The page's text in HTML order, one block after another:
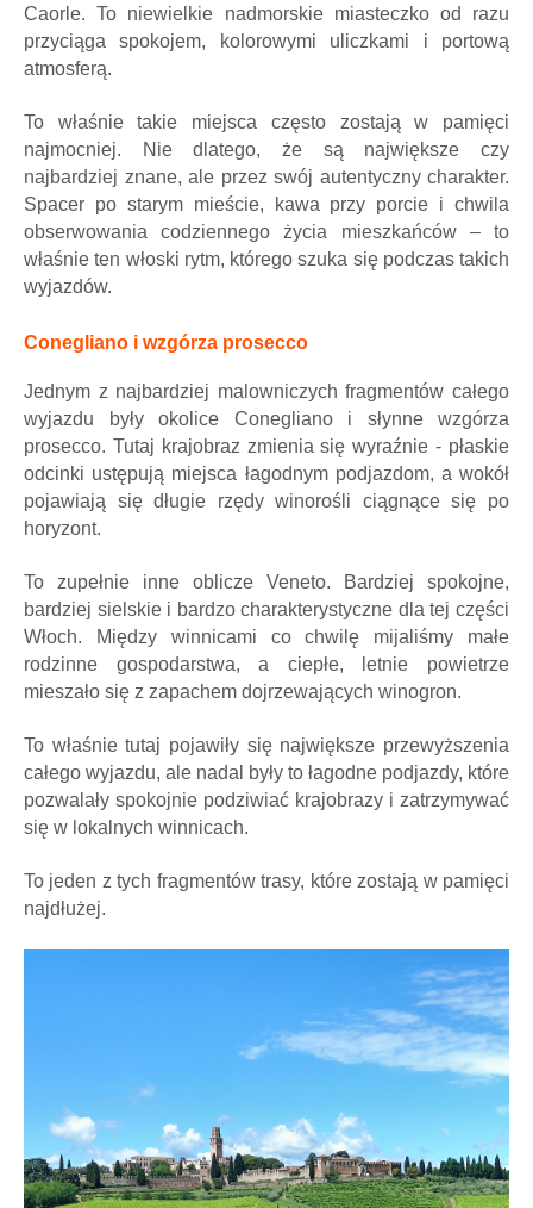
Caorle. To niewielkie nadmorskie miasteczko od razu
przyciąga spokojem, kolorowymi uliczkami i portową
atmosferą.
To właśnie takie miejsca często zostają w pamięci
najmocniej. Nie dlatego, że są największe czy
najbardziej znane, ale przez swój autentyczny charakter.
Spacer po starym mieście, kawa przy porcie i chwila
obserwowania codziennego życia mieszkańców – to
właśnie ten włoski rytm, którego szuka się podczas takich
wyjazdów.
Conegliano i wzgórza prosecco
Jednym z najbardziej malowniczych fragmentów całego
wyjazdu były okolice Conegliano i słynne wzgórza
prosecco. Tutaj krajobraz zmienia się wyraźnie - płaskie
odcinki ustępują miejsca łagodnym podjazdom, a wokół
pojawiają się długie rzędy winorośli ciągnące się po
horyzont.
To zupełnie inne oblicze Veneto. Bardziej spokojne,
bardziej sielskie i bardzo charakterystyczne dla tej części
Włoch. Między winnicami co chwilę mijaliśmy małe
rodzinne gospodarstwa, a ciepłe, letnie powietrze
mieszało się z zapachem dojrzewających winogron.
To właśnie tutaj pojawiły się największe przewyższenia
całego wyjazdu, ale nadal były to łagodne podjazdy, które
pozwalały spokojnie podziwiać krajobrazy i zatrzymywać
się w lokalnych winnicach.
To jeden z tych fragmentów trasy, które zostają w pamięci
najdłużej.